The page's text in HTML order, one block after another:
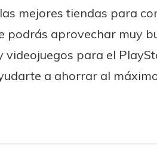
mejores tiendas para
podrás aprovechar muy
videojuegos para el
a ahorrar al